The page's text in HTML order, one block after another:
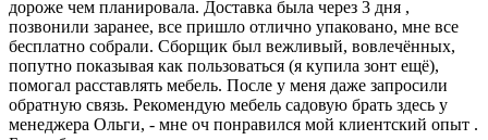
дороже чем планировала. Доставка была через 3 дня ,
позвонили заранее, все пришло отлично упаковано, мне все
бесплатно собрали. Сборщик был вежливый, вовлечённых,
попутно показывая как пользоваться (я купила зонт ещё),
помогал расставлять мебель. После у меня даже запросили
обратную связь. Рекомендую мебель садовую брать здесь у
менеджера Ольги, - мне оч понравился мой клиентский опыт .